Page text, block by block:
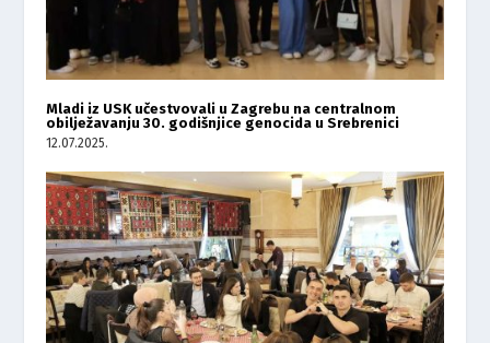
Mladi iz USK učestvovali u Zagrebu na centralnom
obilježavanju 30. godišnjice genocida u Srebrenici
12.07.2025.